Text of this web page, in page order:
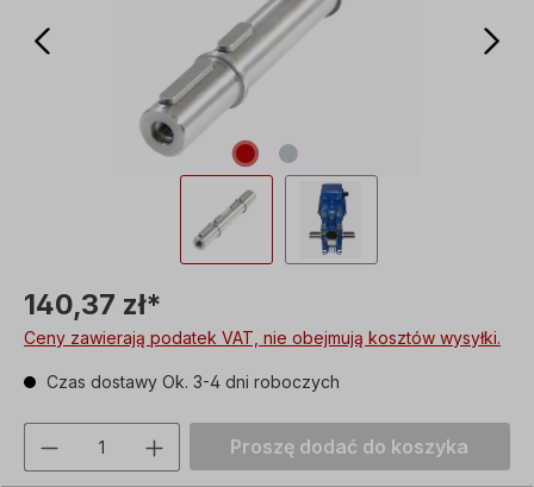
140,37 zł*
Ceny zawierają podatek VAT, nie obejmują kosztów wysyłki.
Czas dostawy Ok. 3-4 dni roboczych
Ilość produktu: Proszę wprowadzić
Proszę dodać do koszyka